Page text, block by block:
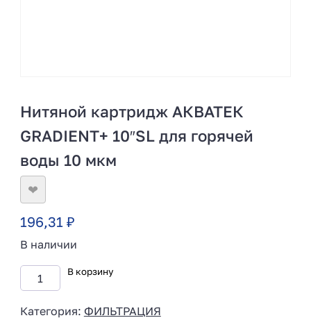
Нитяной картридж АКВАТЕК
GRADIENT+ 10″SL для горячей
воды 10 мкм
❤
196,31 ₽
В наличии
В корзину
Категория: ФИЛЬТРАЦИЯ